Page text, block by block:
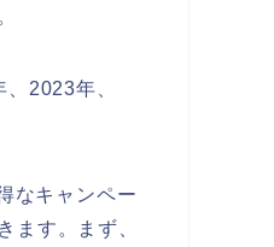
2023年、
なキャンペー
ます。まず、